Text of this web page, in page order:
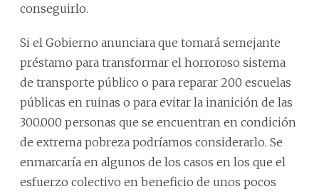
conseguirlo.
Si el Gobierno anunciara que tomará semejante
préstamo para transformar el horroroso sistema
de transporte público o para reparar 200 escuelas
públicas en ruinas o para evitar la inanición de las
300.000 personas que se encuentran en condición
de extrema pobreza podríamos considerarlo. Se
enmarcaría en algunos de los casos en los que el
esfuerzo colectivo en beneficio de unos pocos